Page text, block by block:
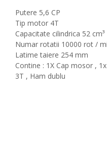
Putere 5,6 CP
Tip motor 4T
Capacitate cilindrica 52 cm³
Numar rotatii 10000 rot /
Latime taiere 254 mm
Contine : 1X Cap mosor ,
3T , Ham dublu